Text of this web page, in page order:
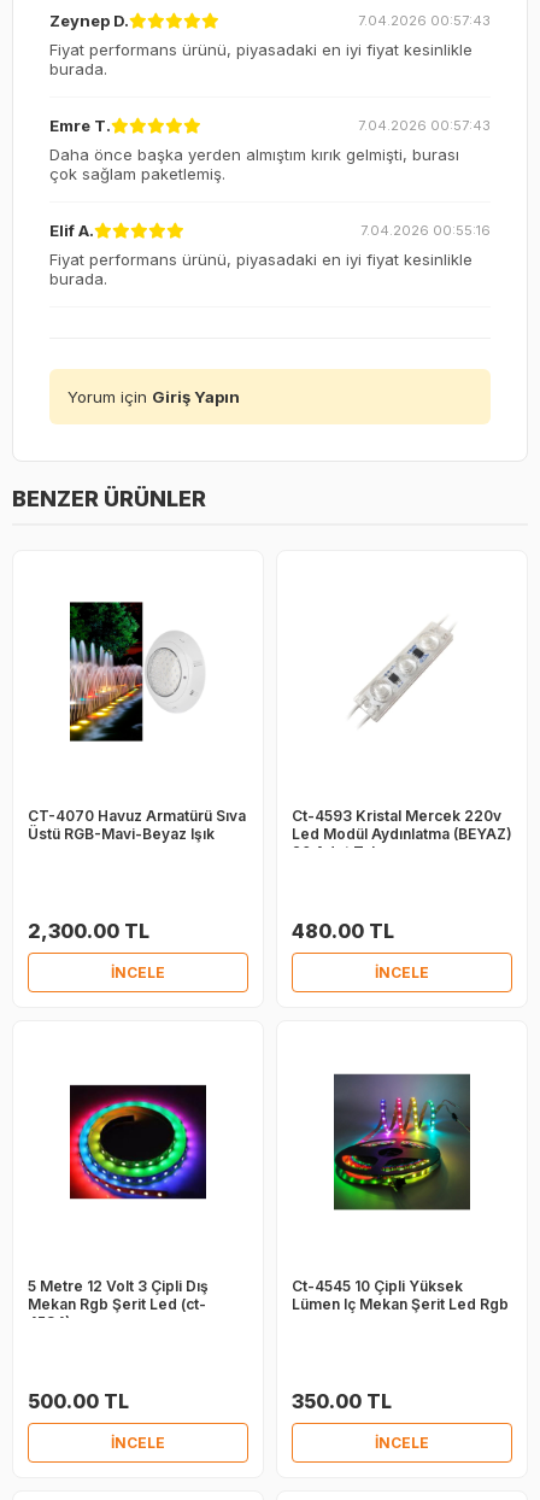
Zeynep D. 7.04.2026 00:57:43
Fiyat performans ürünü, piyasadaki en iyi fiyat kesinlikle
burada.
Emre T. 7.04.2026 00:57:43
Daha önce başka yerden almıştım kırık gelmişti, burası
çok sağlam paketlemiş.
Elif A. 7.04.2026 00:55:16
Fiyat performans ürünü, piyasadaki en iyi fiyat kesinlikle
burada.
Yorum için Giriş Yapın
BENZER ÜRÜNLER
CT-4070 Havuz Armatürü Sıva
Üstü RGB-Mavi-Beyaz Işık
2,300.00 TL
İNCELE
Ct-4593 Kristal Mercek 220v
Led Modül Aydınlatma (BEYAZ)
20 Adet Takım
480.00 TL
İNCELE
5 Metre 12 Volt 3 Çipli Dış
Mekan Rgb Şerit Led (ct-
4534)
500.00 TL
İNCELE
Ct-4545 10 Çipli Yüksek
Lümen Iç Mekan Şerit Led Rgb
350.00 TL
İNCELE